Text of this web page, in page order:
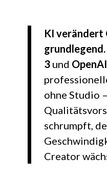
KI verändert
grundlegend.
3und
ohne Studio
schrumpft,
Creator